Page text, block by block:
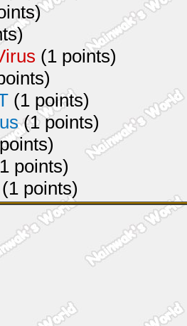
(1 points)
(1 points)
(1 points)
points)
(1 points)